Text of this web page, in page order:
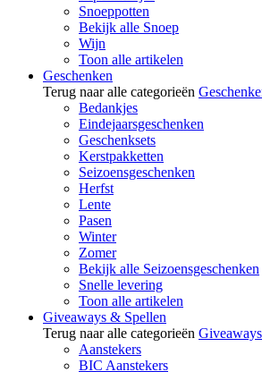
Snoeppotten
Bekijk alle Snoep
Wijn
Toon alle artikelen
Geschenken
Terug naar alle categorieën
Bedankjes
Eindejaarsgeschenken
Geschenksets
Kerstpakketten
Seizoensgeschenken
Herfst
Lente
Pasen
Winter
Zomer
Bekijk alle Seizoensgeschenken
Snelle levering
Toon alle artikelen
Giveaways & Spellen
Terug naar alle categorieën
Aanstekers
BIC Aanstekers